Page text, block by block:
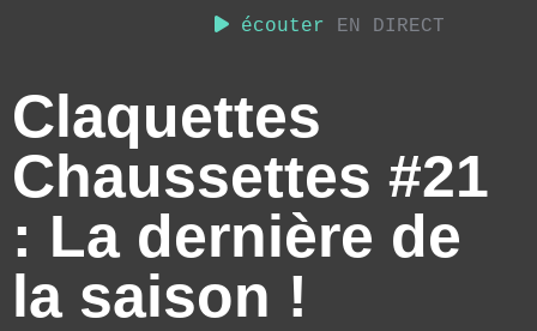
écouter EN DIRECT
Claquettes
Chaussettes #21
: La dernière de
la saison !